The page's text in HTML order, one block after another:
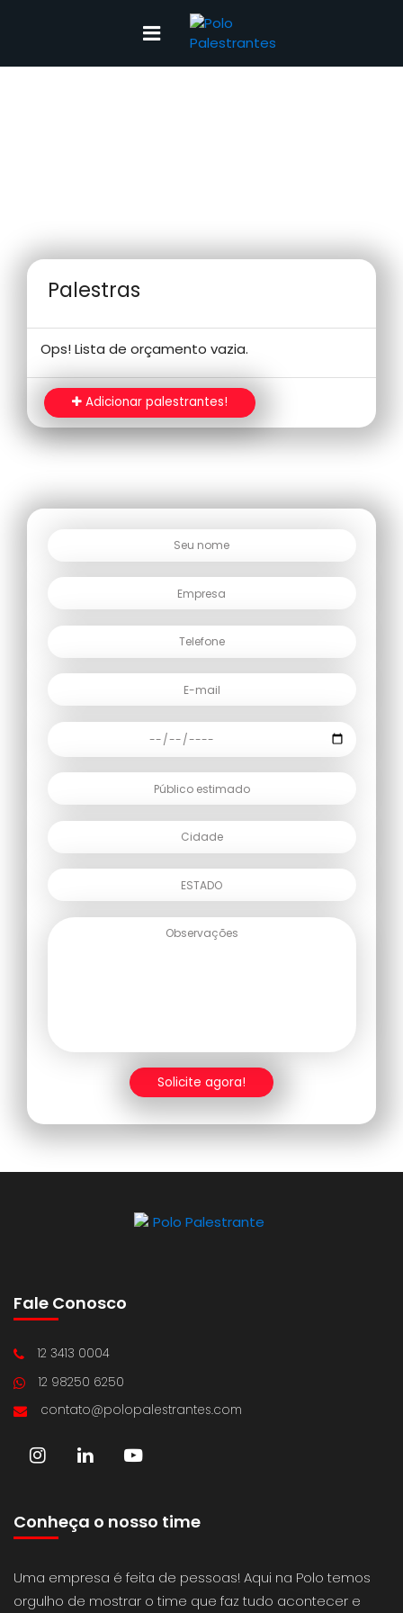
Palestras
Ops! Lista de orçamento vazia.
Adicionar palestrantes!
Solicite agora!
Fale Conosco
12 3413 0004
12 98250 6250
contato@polopalestrantes.com
Conheça o nosso time
Uma empresa é feita de pessoas! Aqui na Polo temos
orgulho de mostrar o time que faz tudo acontecer e